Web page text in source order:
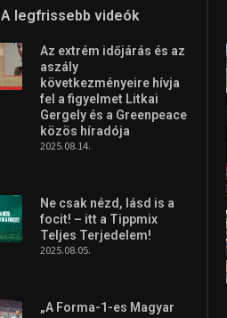
A legfrissebb videók
Az extrém időjárás és az
aszály
következményeire hívja
fel a figyelmet Litkai
Gergely és a Greenpeace
közös híradója
2025.08.14.
Ne csak nézd, lásd is a
focit! – itt a Tippmix
Teljes Terjedelem!
2025.08.05.
„A Forma-1-es Magyar